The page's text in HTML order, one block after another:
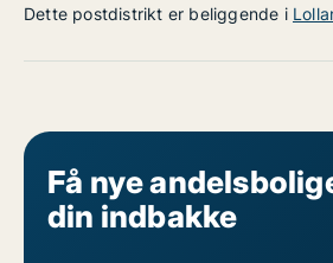
Dette postdistrikt er beliggende i
Få nye
din indbakke